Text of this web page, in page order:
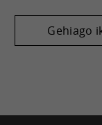
Gehiago